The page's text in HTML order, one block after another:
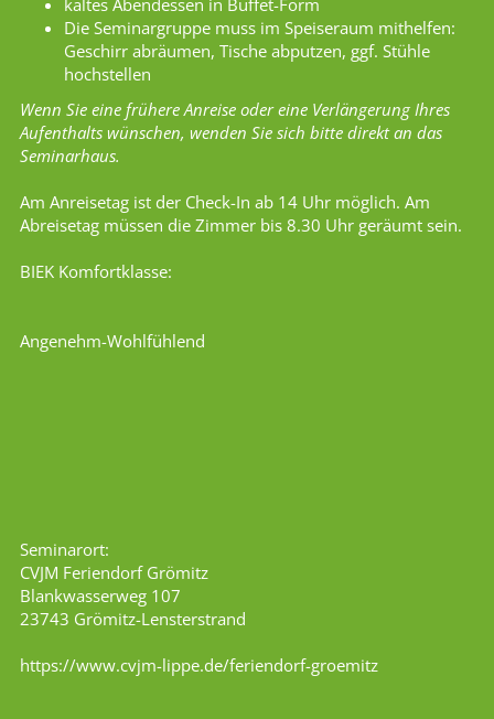
kaltes Abendessen in Buffet-Form
Die Seminargruppe muss im Speiseraum mithelfen:
Geschirr abräumen, Tische abputzen, ggf. Stühle
hochstellen
Wenn Sie eine frühere Anreise oder eine Verlängerung Ihres
Aufenthalts wünschen, wenden Sie sich bitte direkt an das
Seminarhaus.
Am Anreisetag ist der Check-In ab 14 Uhr möglich. Am
Abreisetag müssen die Zimmer bis 8.30 Uhr geräumt sein.
BIEK Komfortklasse:
Angenehm-Wohlfühlend
Seminarort:
CVJM Feriendorf Grömitz
Blankwasserweg 107
23743 Grömitz-Lensterstrand
https://www.cvjm-lippe.de/feriendorf-groemitz